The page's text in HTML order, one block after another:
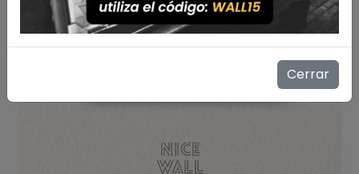
Cerrar